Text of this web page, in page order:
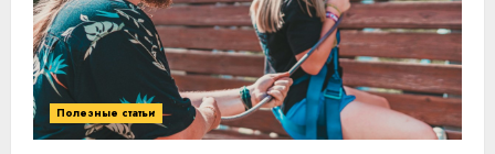
Полезные статьи